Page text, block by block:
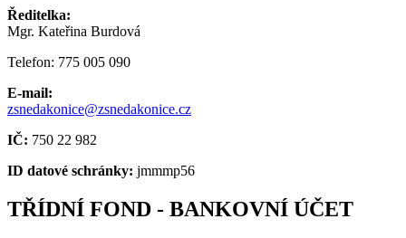
Ředitelka:
Mgr. Kateřina Burdová
Telefon: 775 005 090
E-mail:
zsnedakonice@zsnedakonice.cz
IČ: 750 22 982
ID datové schránky: jmmmp56
TŘÍDNÍ FOND - BANKOVNÍ ÚČET